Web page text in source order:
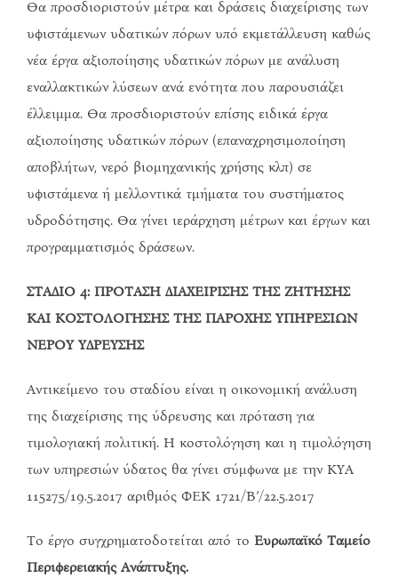
Θα προσδιοριστούν μέτρα και δράσεις διαχείρισης των
υφιστάμενων υδατικών πόρων υπό εκμετάλλευση καθώς
νέα έργα αξιοποίησης υδατικών πόρων με ανάλυση
εναλλακτικών λύσεων ανά ενότητα που παρουσιάζει
έλλειμμα. Θα προσδιοριστούν επίσης ειδικά έργα
αξιοποίησης υδατικών πόρων (επαναχρησιμοποίηση
αποβλήτων, νερό βιομηχανικής χρήσης κλπ) σε
υφιστάμενα ή μελλοντικά τμήματα του συστήματος
υδροδότησης. Θα γίνει ιεράρχηση μέτρων και έργων και
προγραμματισμός δράσεων.
ΣΤΑΔΙΟ 4: ΠΡΟΤΑΣΗ ΔΙΑΧΕΙΡΙΣΗΣ ΤΗΣ ΖΗΤΗΣΗΣ
ΚΑΙ ΚΟΣΤΟΛΟΓΗΣΗΣ ΤΗΣ ΠΑΡΟΧΗΣ ΥΠΗΡΕΣΙΩΝ
ΝΕΡΟΥ ΥΔΡΕΥΣΗΣ
Αντικείμενο του σταδίου είναι η οικονομική ανάλυση
της διαχείρισης της ύδρευσης και πρόταση για
τιμολογιακή πολιτική. Η κοστολόγηση και η τιμολόγηση
των υπηρεσιών ύδατος θα γίνει σύμφωνα με την ΚΥΑ
115275/19.5.2017 αριθμός ΦΕΚ 1721/Β’/22.5.2017
Το έργο συγχρηματοδοτείται από το Ευρωπαϊκό Ταμείο
Περιφερειακής Ανάπτυξης.